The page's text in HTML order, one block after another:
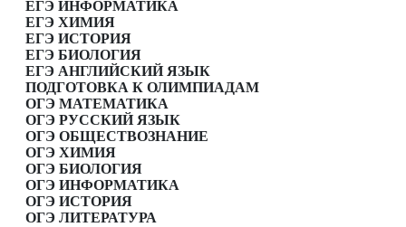
ЕГЭ ИНФОРМАТИКА
ЕГЭ ХИМИЯ
ЕГЭ ИСТОРИЯ
ЕГЭ БИОЛОГИЯ
ЕГЭ АНГЛИЙСКИЙ ЯЗЫК
ПОДГОТОВКА К ОЛИМПИАДАМ
ОГЭ МАТЕМАТИКА
ОГЭ РУССКИЙ ЯЗЫК
ОГЭ ОБЩЕСТВОЗНАНИЕ
ОГЭ ХИМИЯ
ОГЭ БИОЛОГИЯ
ОГЭ ИНФОРМАТИКА
ОГЭ ИСТОРИЯ
ОГЭ ЛИТЕРАТУРА